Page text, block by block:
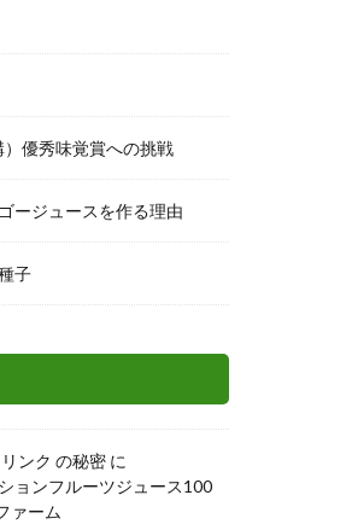
優秀味覚賞への挑戦
ージュースを作る理由
子
ンク の秘密 に
ョンフルーツジュース100
ァーム